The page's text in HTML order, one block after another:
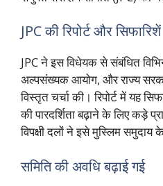
JPC की रिपोर्ट और सिफारिशें
JPC ने इस विधेयक से संबंधित
अल्पसंख्यक आयोग, और राज्य
विस्तृत चर्चा की। रिपोर्ट में यह
की पारदर्शिता बढ़ाने के लिए कड़े
विपक्षी दलों ने इसे मुस्लिम समुदाय
समिति की अवधि बढ़ाई गई